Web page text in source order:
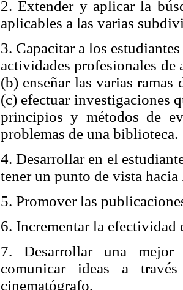
2. Extender y aplicar la
aplicables a las varias
3. Capacitar a los
actividades profesionales
(b) enseñar las varias
(c) efectuar investigaciones
principios y métodos de
problemas de una biblioteca.
4. Desarrollar en el
tener un punto de vista
5. Promover las
6. Incrementar la
7. Desarrollar una
comunicar ideas a
cinematógrafo.